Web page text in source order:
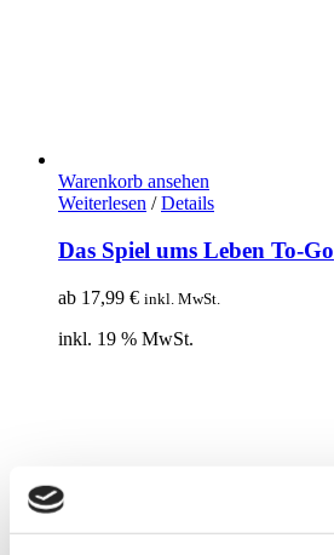
Warenkorb ansehen
Weiterlesen / Details
Das Spiel ums Leben To-Go
ab 17,99 € inkl. MwSt.
inkl. 19 % MwSt.